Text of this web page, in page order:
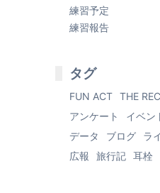
練習予定
練習報告
タグ
FUN ACT THE REC
アンケート
イベン
データ
ブログ ラ
広報
旅行記 耳栓